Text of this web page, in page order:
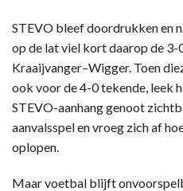
STEVO bleef doordrukken en
op de lat viel kort daarop de 3-
Kraaijvanger–Wigger. Toen
ook voor de 4-0 tekende, leek
STEVO-aanhang genoot
aanvalsspel en vroeg zich af
oplopen.
Maar voetbal blijft